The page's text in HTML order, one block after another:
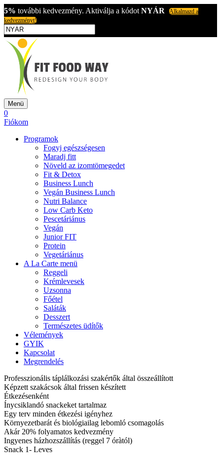
5% további kedvezmény. Aktiválja a kódot NYÁR
Alkalmazd a
kedvezményt!
Menü
0
Fiókom
Programok
Fogyj egészségesen
Maradj fitt
Növeld az izomtömegedet
Fit & Detox
Business Lunch
Vegán Business Lunch
Nutri Balance
Low Carb Keto
Pescetáriánus
Vegán
Junior FIT
Protein
Vegetáriánus
A La Carte menü
Reggeli
Krémlevesek
Uzsonna
Főétel
Saláták
Desszert
Természetes üdítők
Vélemények
GYIK
Kapcsolat
Megrendelés
Professzionális táplálkozási szakértők által összeállított
Képzett szakácsok által frissen készített
Étkezésenként
Ínycsiklandó snackeket tartalmaz
Egy terv minden étkezési igényhez
Környezetbarát és biológiailag lebomló csomagolás
Akár 20% folyamatos kedvezmény
Ingyenes házhozszállítás (reggel 7 óràtól)
Snack 1- Leves